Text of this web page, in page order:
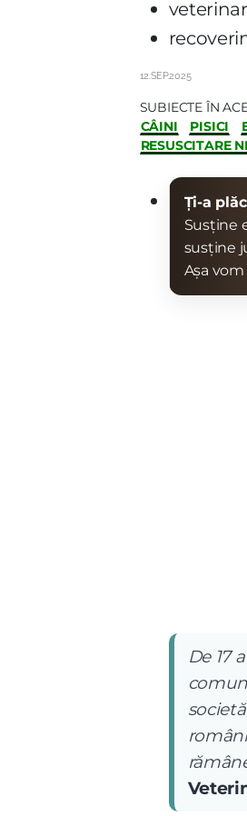
12.SEP.2025
SUBIECTE ÎN
CÂINI
PISICI
RESUSCITARE
Ți-a
Susține
susține
Așa
De 17